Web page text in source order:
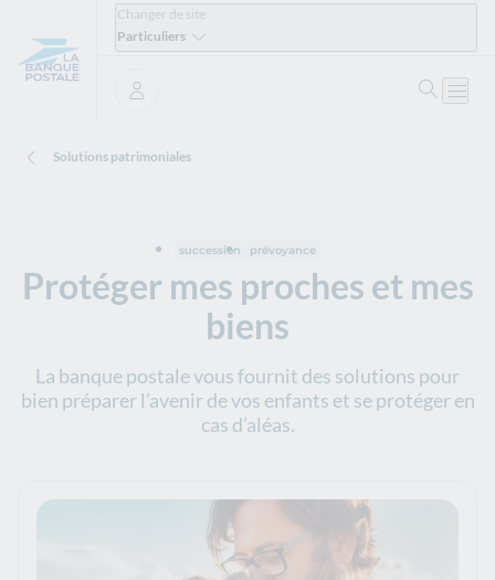
Changer de site
Particuliers
Se connecter
Solutions patrimoniales
Protéger mes proches et mes
biens
succession prévoyance
La banque postale vous fournit des solutions pour
bien préparer l’avenir de vos enfants et se protéger en
cas d’aléas.